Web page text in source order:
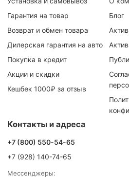
Гарантия на товар
Возврат и обмен товара
Дилерская гарантия на авто
Покупка в кредит
Акции и скидки
Кешбек 1000₽ за отзыв
Блог
Контакты и адреса
+7 (800) 550-54-65
+7 (928) 140-74-65
Мессенджеры: